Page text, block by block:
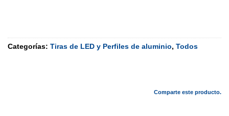
Categorías: Tiras de LED y Perfiles de aluminio, Todos
Comparte este producto.